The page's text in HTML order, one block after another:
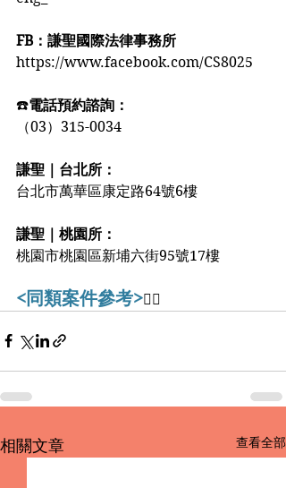
FB：謙聖國際法律事務所
https://www.facebook.com/CS8025
☎️電話預約諮詢：
（03）315-0034
謙聖｜台北所：
台北市萬華區康定路64號6樓
謙聖｜桃園所：
桃園市桃園區新埔六街95號17樓
<同類案件參考>👇🏻
相關文章 查看全部